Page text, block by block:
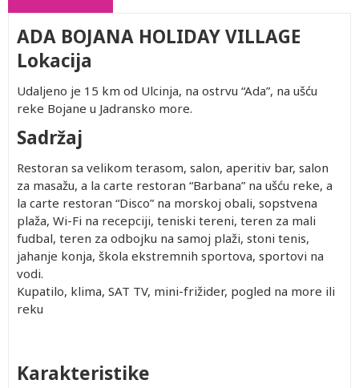
ADA BOJANA HOLIDAY VILLAGE
Lokacija
Udaljeno je 15 km od Ulcinja, na ostrvu “Ada”, na ušću
reke Bojane u Jadransko more.
Sadržaj
Restoran sa velikom terasom, salon, aperitiv bar, salon
za masažu, a la carte restoran “Barbana” na ušću reke, a
la carte restoran “Disco” na morskoj obali, sopstvena
plaža, Wi-Fi na recepciji, teniski tereni, teren za mali
fudbal, teren za odbojku na samoj plaži, stoni tenis,
jahanje konja, škola ekstremnih sportova, sportovi na
vodi.
Kupatilo, klima, SAT TV, mini-frižider, pogled na more ili
reku
Karakteristike